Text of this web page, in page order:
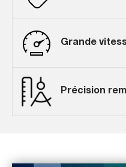
Grande
Précision